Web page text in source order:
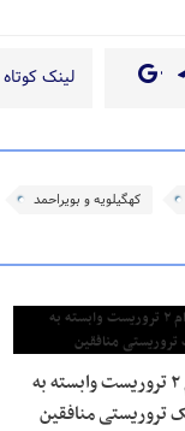
لینک
کهگیلویه و بویراحمد
اعدام ۲ تروریست وابسته به
تروریستی منافقین